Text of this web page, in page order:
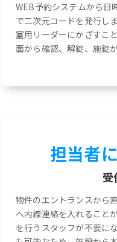
WEB予約システムから日
で二次元コードを発行し
室用リーダーにかざすこ
面から確認、解錠、施錠が
担当者
受
物件のエントランスから
へ内線連絡を入れること
を行うスタッフが不要に